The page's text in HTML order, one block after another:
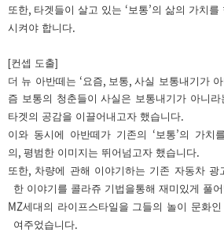
또한 타겟들이 살고 있는 ‘ 보통’의 삶의 가치를
시켜야 합니다
[컨셉 도출]
더 뉴 아반떼는 ‘ 요즘 보통 ,사실 보통내기가
즘 보통의 청춘들이 사실은 보통내기가 아니
타겟의 공감을 이끌어내고자 했습니다
이와 동시에 아반떼가 기존의 ‘ 보통’의 가치
의 평범한 이미지는 뛰어넘고자 했습니다
또한 차량에 관해 이야기하는 기존 자동차 광
한 이야기를 콜라쥬 기법을통해 재미있게 풀
MZ세대의 라이프스타일을 그들의 놀이 문화인
여주었습니다.